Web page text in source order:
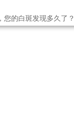
您的白斑发现多久了？